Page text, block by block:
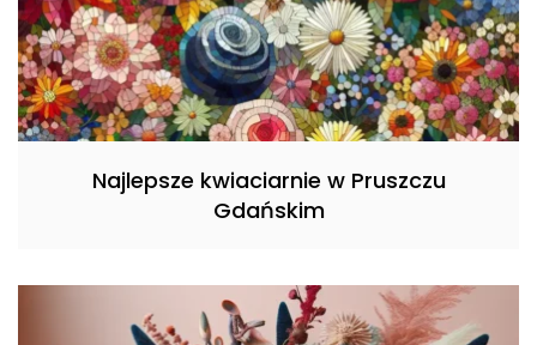
Najlepsze kwiaciarnie w Pruszczu
Gdańskim